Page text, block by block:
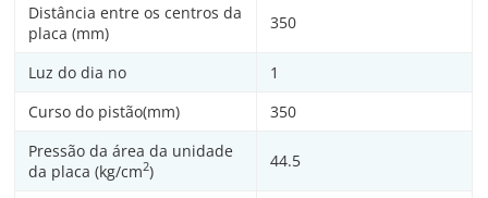
Distância entre os centros da
placa (mm)
350
Luz do dia no
1
Curso do pistão(mm)
350
Pressão da área da unidade
da placa (kg/cm2)
44.5